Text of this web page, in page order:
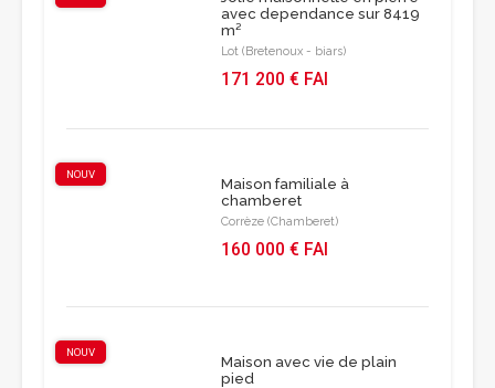
avec dependance sur 8419
m²
Lot (Bretenoux - biars)
171 200 € FAI
NOUV
Maison familiale à
chamberet
Corrèze (Chamberet)
160 000 € FAI
NOUV
Maison avec vie de plain
pied